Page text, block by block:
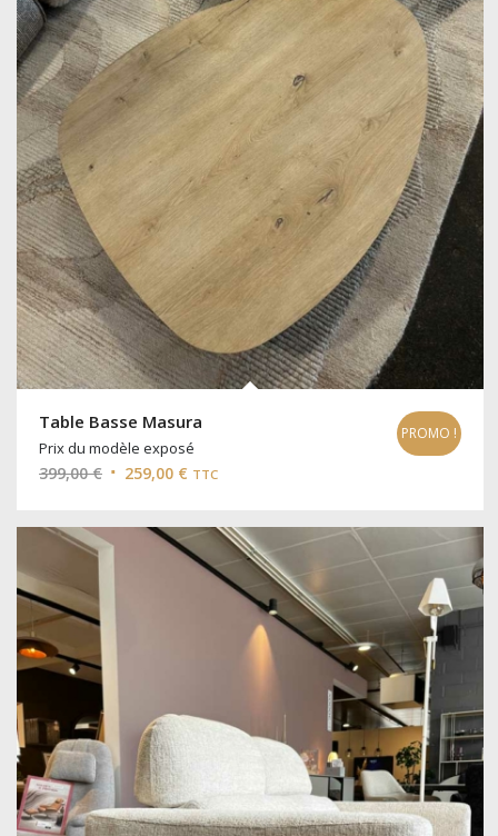
Table Basse Masura
Prix du modèle exposé
399,00€ Le
initial
était :
259,00 € Le
actuel
est :
259,00 €.
TTC
PROMO !